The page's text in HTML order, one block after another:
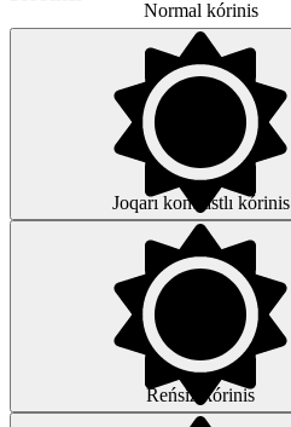
Normal kórinis
Joqarı kontrastlı kórinis
Reńsiz kórinis